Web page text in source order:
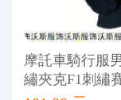
摩託車騎行服
繡夾克F1刺繡